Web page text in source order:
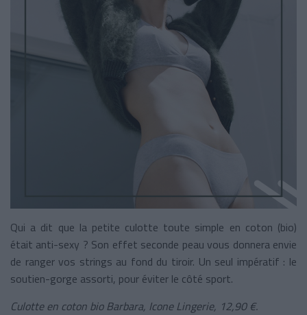
Qui a dit que la petite culotte toute simple en coton (bio)
était anti-sexy ? Son effet seconde peau vous donnera envie
de ranger vos strings au fond du tiroir. Un seul impératif : le
soutien-gorge assorti, pour éviter le côté sport.
Culotte en coton bio Barbara, Icone Lingerie, 12,90 €.